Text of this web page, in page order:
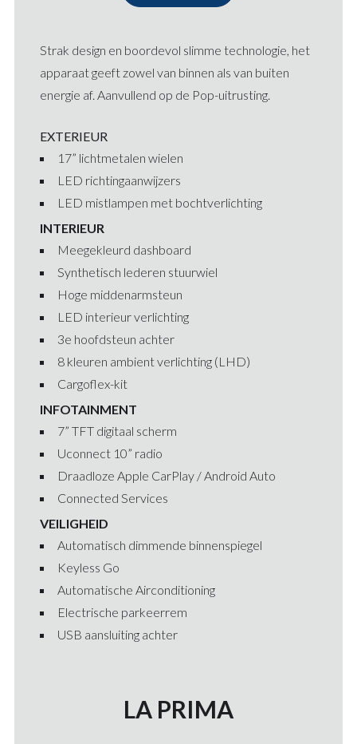
Strak design en boordevol slimme technologie, het
apparaat geeft zowel van binnen als van buiten
energie af. Aanvullend op de Pop-uitrusting.
EXTERIEUR
17” lichtmetalen wielen
LED richtingaanwijzers
LED mistlampen met bochtverlichting
INTERIEUR
Meegekleurd dashboard
Synthetisch lederen stuurwiel
Hoge middenarmsteun
LED interieur verlichting
3e hoofdsteun achter
8 kleuren ambient verlichting (LHD)
Cargoflex-kit
INFOTAINMENT
7” TFT digitaal scherm
Uconnect 10” radio
Draadloze Apple CarPlay / Android Auto
Connected Services
VEILIGHEID
Automatisch dimmende binnenspiegel
Keyless Go
Automatische Airconditioning
Electrische parkeerrem
USB aansluiting achter
LA PRIMA